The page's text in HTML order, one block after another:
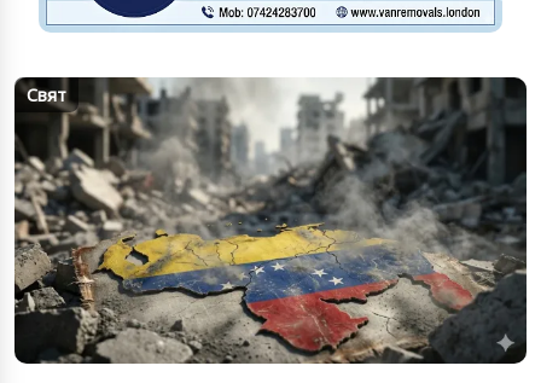
Свят